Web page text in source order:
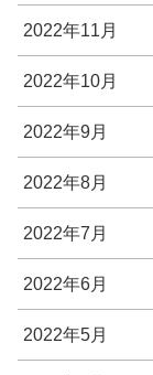
2022年11月
2022年10月
2022年9月
2022年8月
2022年7月
2022年6月
2022年5月